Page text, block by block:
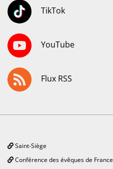
TikTok
YouTube
Flux RSS
Saint-Siège
Conférence des évêques de France